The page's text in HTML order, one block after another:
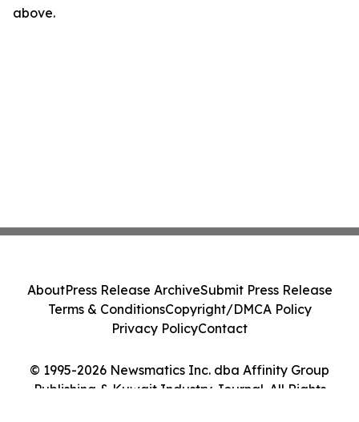
above.
© 1995-2026 Newsmatics Inc. dba Affinity Group
Publishing & Kuwait Industry Journal. All Rights
AboutPress Release ArchiveSubmit Press Release
Terms & ConditionsCopyright/DMCA Policy
Privacy PolicyContact